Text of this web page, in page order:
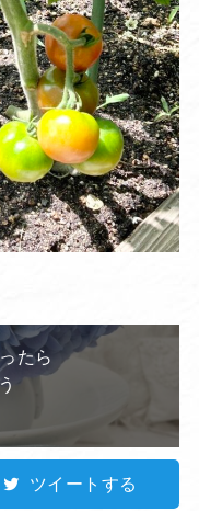
たら
ツイートする